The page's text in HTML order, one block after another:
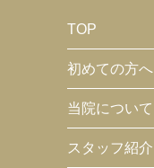
TOP
初めての方へ
当院について
スタッフ紹介